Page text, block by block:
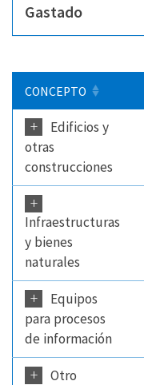
Gastado
CONCEPTO
+
Edificios y
otras
construcciones
+
Infraestructuras
y bienes
naturales
+
Equipos
para procesos
de información
+
Otro